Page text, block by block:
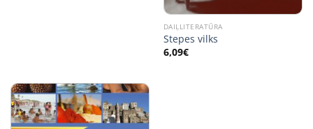
DAIĻLITERATŪRA
Stepes vilks
6,09€